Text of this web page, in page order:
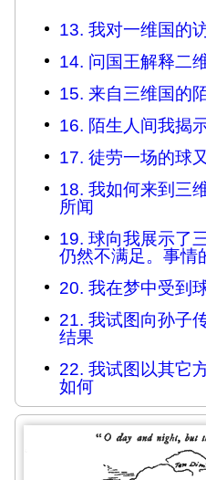
13. 我对一维国的
14. 问国王解释二
15. 来自三维国的
16. 陌生人间我揭
17. 徒劳一场的球
18. 我如何来到三
所闻
19. 球向我展示了
仍然不满足。事情
20. 我在梦中受到
21. 我试图向孙子
结果
22. 我试图以其它
如何